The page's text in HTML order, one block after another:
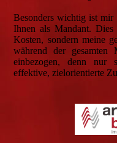
Besonders wichtig ist mir
Ihnen als Mandant.
Kosten, sondern meine
während der gesamten
einbezogen, denn nur
effektive, zielorientierte